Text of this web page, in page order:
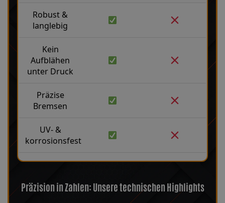
Robust &
langlebig
Kein
Aufblähen
unter Druck
Präzise
Bremsen
UV- &
korrosionsfest
Präzision in Zahlen: Unsere technischen Highlights